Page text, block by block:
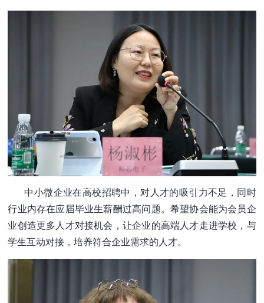
中小微企业在高校招聘中，对人才的吸引力不足，同时
行业内存在应届毕业生薪酬过高问题。希望协会能为会员企
业创造更多人才对接机会，让企业的高端人才走进学校，与
学生互动对接，培养符合企业需求的人才。